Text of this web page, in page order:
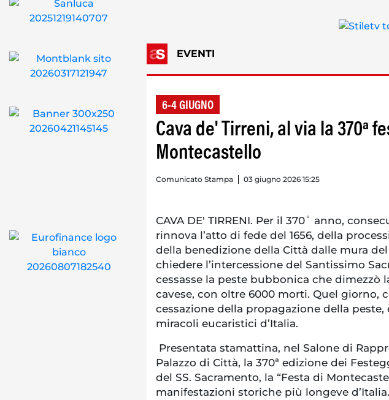
EVENTI
6-4 GIUGNO
Cava de' Tirreni, al via la 370ª
Montecastello
Comunicato Stampa 03 giugno 2026 15:25
CAVA DE' TIRRENI. Per il 370˚ anno,
rinnova l’atto di fede del 1656, della
della benedizione della Città dalle mura
chiedere l’intercessione del Santissimo
cessasse la peste bubbonica che dimezzò
cavese, con oltre 6000 morti. Quel giorno,
cessazione della propagazione della peste,
miracoli eucaristici d’Italia.
Presentata stamattina, nel Salone di
Palazzo di Città, la 370ª edizione dei
del SS. Sacramento, la “Festa di
manifestazioni storiche più longeve